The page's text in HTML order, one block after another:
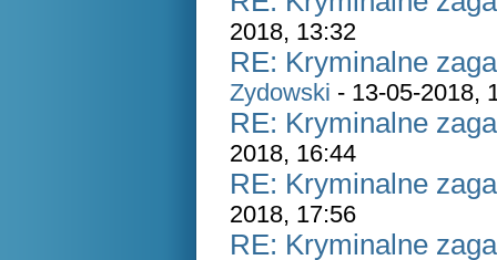
2018, 13:32
RE: Kryminalne
Zydowski - 13-05-2018,
RE: Kryminalne
2018, 16:44
RE: Kryminalne
2018, 17:56
RE: Kryminalne